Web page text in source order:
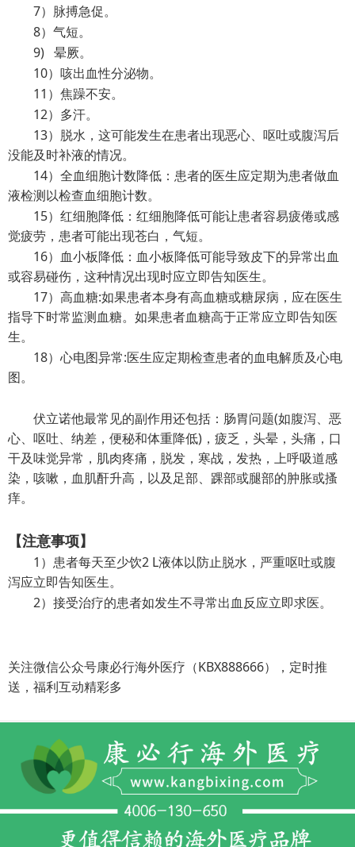
7）脉搏急促。
8）气短。
9) 晕厥。
10）咳出血性分泌物。
11）焦躁不安。
12）多汗。
13）脱水，这可能发生在患者出现恶心、呕吐或腹泻后
没能及时补液的情况。
14）全血细胞计数降低：患者的医生应定期为患者做血
液检测以检查血细胞计数。
15）红细胞降低：红细胞降低可能让患者容易疲倦或感
觉疲劳，患者可能出现苍白，气短。
16）血小板降低：血小板降低可能导致皮下的异常出血
或容易碰伤，这种情况出现时应立即告知医生。
17）高血糖:如果患者本身有高血糖或糖尿病，应在医生
指导下时常监测血糖。如果患者血糖高于正常应立即告知医
生。
18）心电图异常:医生应定期检查患者的血电解质及心电
图。
伏立诺他最常见的副作用还包括：肠胃问题(如腹泻、恶
心、呕吐、纳差，便秘和体重降低)，疲乏，头晕，头痛，口
干及味觉异常，肌肉疼痛，脱发，寒战，发热，上呼吸道感
染，咳嗽，血肌酐升高，以及足部、踝部或腿部的肿胀或搔
痒。
【注意事项】
1）患者每天至少饮2 L液体以防止脱水，严重呕吐或腹
泻应立即告知医生。
2）接受治疗的患者如发生不寻常出血反应立即求医。
关注微信公众号康必行海外医疗（KBX888666），定时推
送，福利互动精彩多